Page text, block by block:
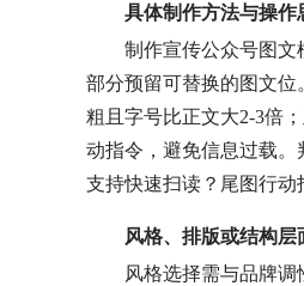
具体制作方法与操作
制作宣传公众号图文
部分预留可替换的图文位
粗且字号比正文大2-3倍
动指令，避免信息过载
支持快速扫读？尾图行动
风格、排版或结构层
风格选择需与品牌